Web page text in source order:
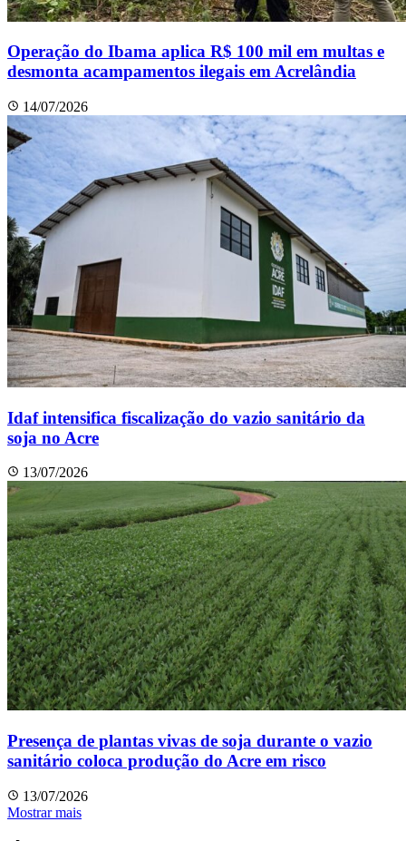
Operação do Ibama aplica R$ 100 mil em multas e
desmonta acampamentos ilegais em Acrelândia
14/07/2026
Idaf intensifica fiscalização do vazio sanitário da
soja no Acre
13/07/2026
Presença de plantas vivas de soja durante o vazio
sanitário coloca produção do Acre em risco
13/07/2026
Mostrar mais